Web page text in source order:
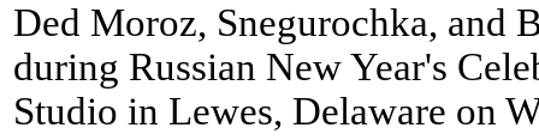
Ded Moroz, Snegurochka, and
during Russian New Year's
Studio in Lewes, Delaware on